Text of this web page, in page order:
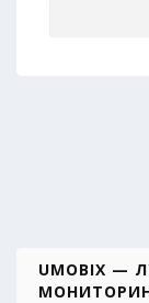
UMOBIX —